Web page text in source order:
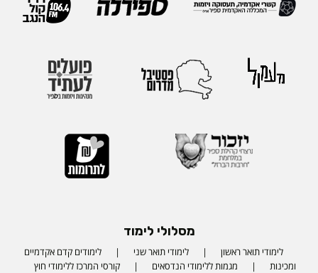
מסלולי לימוד
לימודי תואר ראשון לימודי תואר שני
לימודים קדם אקדמיים
ומכינות
מגמות ללימודי הנדסאים קורסי המרכז ללימודי חוץ